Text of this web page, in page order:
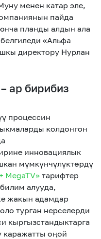
менен катар эле,
пайда
планды алдын ала
«Альфа
директору Нурлан
ар бирибиз
процессин
колдонгон
инновациялык
мүмкүнчүлүктөрдү
MegaTV»тарифтер
алууда,
жакын адамдар
турган нерселерди
кыргызстандыктарга
каражатты оңой